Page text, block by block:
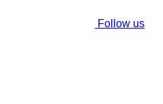
Follow us